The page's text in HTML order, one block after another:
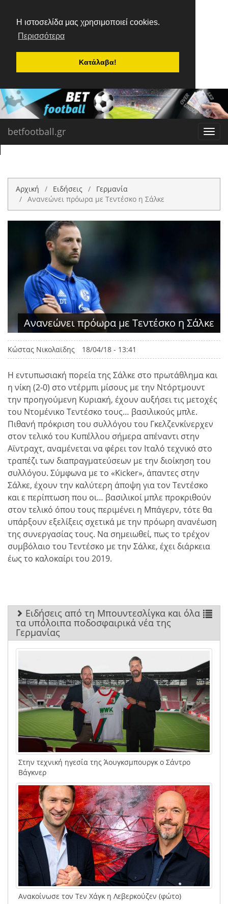
Η ιστοσελίδα μας χρησιμοποιεί cookies.
Περισσότερα
Κατάλαβα!
betfootball.gr
Αρχική Ειδήσεις
Γερμανία
Ανανεώνει πρόωρα με Τεντέσκο η Σάλκε
Ανανεώνει πρόωρα με Τεντέσκο η Σάλκε
Κώστας Νικολαϊδης 18/04/18 - 13:41
Η εντυπωσιακή πορεία της Σάλκε στο πρωτάθλημα και
η νίκη (2-0) στο ντέρμπι μίσους με την Ντόρτμουντ
την προηγούμενη Κυριακή, έχουν αυξήσει τις μετοχές
του Ντομένικο Τεντέσκο τους… βασιλικούς μπλε.
Πιθανή πρόκριση του συλλόγου του Γκελζενκίνερχεν
στον τελικό του Κυπέλλου σήμερα απέναντι στην
Αϊντραχτ, αναμένεται να φέρει τον Ιταλό τεχνικό στο
τραπέζι των διαπραγματεύσεων με την διοίκηση του
συλλόγου. Σύμφωνα με το «Kicker», άπαντες στην
Σάλκε, έχουν την καλύτερη άποψη για τον Τεντέσκο
και ε περίπτωση που οι… βασιλικοί μπλε προκριθούν
στον τελικό όπου τους περιμένει η Μπάγερν, τότε θα
υπάρξουν εξελίξεις σχετικά με την πρόωρη ανανέωση
της συνεργασίας τους. Να σημειωθεί, πως το τρέχον
συμβόλαιο του Τεντέσκο με την Σάλκε, έχει διάρκεια
έως το καλοκαίρι του 2019.
Ειδήσεις από τη Μπουντεσλίγκα και όλα
τα υπόλοιπα ποδοσφαιρικά νέα της
Γερμανίας
Στην τεχνική ηγεσία της Άουγκσμπουργκ ο Σάντρο
Βάγκνερ
Ανακοίνωσε τον Τεν Χάγκ η Λεβερκούζεν (φώτο)